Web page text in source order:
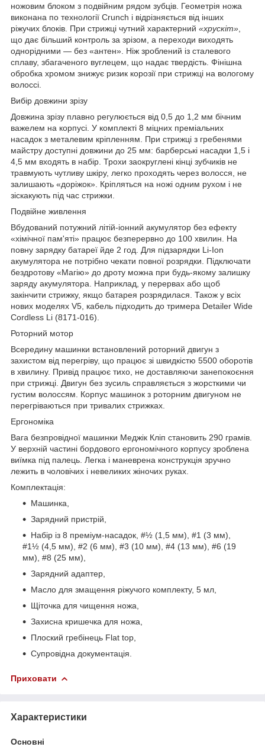
ножовим блоком з подвійним рядом зубців. Геометрія ножа
виконана по технології Crunch і відрізняється від інших
ріжучих блоків. При стрижці чутний характерний «хрускіт»
що дає більший контроль за зрізом, а переходи виходять
однорідними — без «антен». Ніж зроблений із сталевого
сплаву, збагаченого вуглецем, що надає твердість. Фінішна
обробка хромом знижує ризик корозії при стрижці на вологому
волоссі.
Вибір довжини зрізу
Довжина зрізу плавно регулюється від 0,5 до 1,2 мм бічним
важелем на корпусі. У комплекті 8 міцних преміальних
насадок з металевим кріпленням. При стрижці з гребенями
майстру доступні довжини до 25 мм: барберські насадки 1,5 і
4,5 мм входять в набір. Трохи заокруглені кінці зубчиків не
травмують чутливу шкіру, легко проходять через волосся, не
залишають «доріжок». Кріпляться на ножі одним рухом і не
зіскакують під час стрижки.
Подвійне живлення
Вбудований потужний літій-іонний акумулятор без ефекту
«хімічної пам'яті» працює безперервно до 100 хвилин. На
повну зарядку батареї йде 2 год. Для підзарядки Li-Ion
акумулятора не потрібно чекати повної розрядки. Підключати
бездротову «Магію» до дроту можна при будь-якому залишку
заряду акумулятора. Наприклад, у перервах або щоб
закінчити стрижку, якщо батарея розрядилася. Також у всіх
нових моделях V5, кабель підходить до тримера Detailer Wide
Cordless Li (8171-016).
Роторний мотор
Всередину машинки встановлений роторний двигун з
захистом від перегріву, що працює зі швидкістю 5500 оборотів
в хвилину. Привід працює тихо, не доставляючи занепокоєння
при стрижці. Двигун без зусиль справляється з жорсткими чи
густим волоссям. Корпус машинок з роторним двигуном не
перегріваються при тривалих стрижках.
Ергономіка
Вага безпровідної машинки Меджік Кліп становить 290 грамів.
У верхній частині бордового ергономічного корпусу зроблена
виїмка під палець. Легка і маневрена конструкція зручно
лежить в чоловічих і невеликих жіночих руках.
Комплектація:
Машинка,
Зарядний пристрій,
Набір із 8 преміум-насадок, #½ (1,5 мм), #1 (3 мм),
#1½ (4,5 мм), #2 (6 мм), #3 (10 мм), #4 (13 мм), #6 (19
мм), #8 (25 мм),
Зарядний адаптер,
Масло для змащення ріжучого комплекту, 5 мл,
Щіточка для чищення ножа,
Захисна кришечка для ножа,
Плоский гребінець Flat top,
Супровідна документація.
Приховати
Характеристики
Основні